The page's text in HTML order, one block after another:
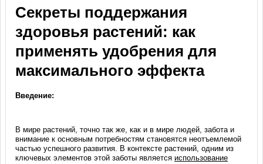
Секреты поддержания
здоровья растений: как
применять удобрения для
максимального эффекта
Введение:
В мире растений, точно так же, как и в мире людей, забота и
внимание к основным потребностям становятся неотъемлемой
частью успешного развития. В контексте растений, одним из
ключевых элементов этой заботы являетсяиспользование